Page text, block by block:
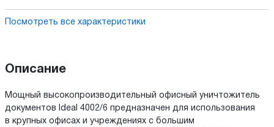
Посмотреть все характеристики
Описание
Мощный высокопроизводительный офисный уничтожитель
документов Ideal 4002/6 предназначен для использования
в крупных офисах и учреждениях с большим